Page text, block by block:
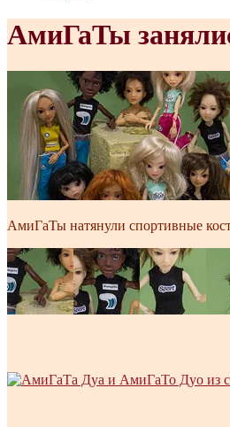
АмиГаТы
АмиГаТы натянули спортивные